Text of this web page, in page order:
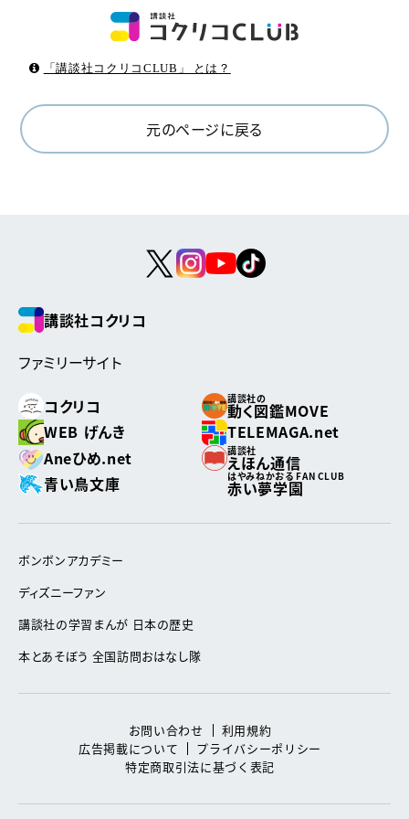
「講談社コクリコCLUB」 とは？
元のページに戻る
講談社コクリコ
ファミリーサイト
コクリコ
講談社の
動く図鑑MOVE
WEB げんき
TELEMAGA.net
Aneひめ.net
講談社
えほん通信
青い鳥文庫
はやみねかおる FAN CLUB
赤い夢学園
ボンボンアカデミー
ディズニーファン
講談社の学習まんが 日本の歴史
本とあそぼう 全国訪問おはなし隊
お問い合わせ
利用規約
広告掲載について
プライバシーポリシー
特定商取引法に基づく表記